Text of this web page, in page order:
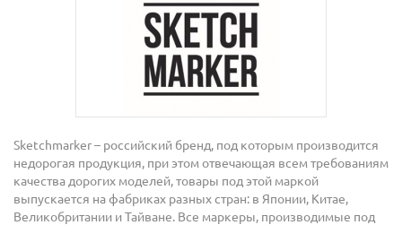
Sketchmarker – российский бренд, под которым производится
недорогая продукция, при этом отвечающая всем требованиям
качества дорогих моделей, товары под этой маркой
выпускается на фабриках разных стран: в Японии, Китае,
Великобритании и Тайване. Все маркеры, производимые под